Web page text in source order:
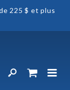
225 $ et plus